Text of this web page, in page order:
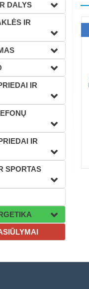
DALYS
IR
IR
IR
SPORTAS